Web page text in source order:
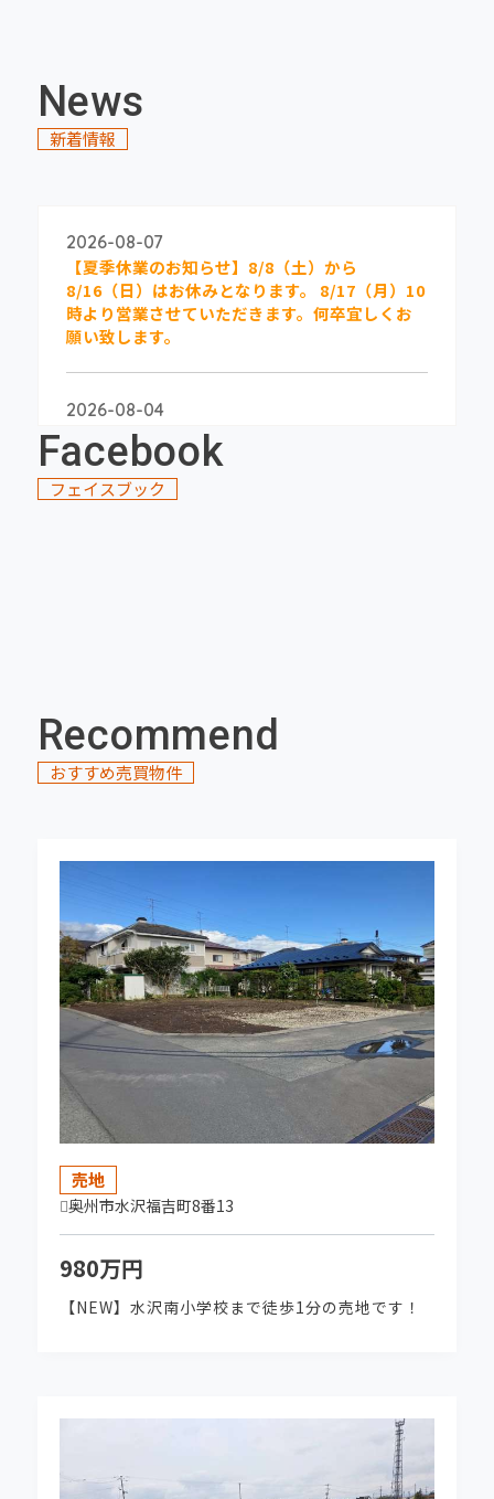
News
新着情報
2026-08-07
【夏季休業のお知らせ】8/8（土）から
8/16（日）はお休みとなります。 8/17（月）10
時より営業させていただきます。何卒宜しくお
願い致します。
2026-08-04
★江刺大通り分譲地 区画5★価格改定しまし
た！
2026-06-30
2026-06-30
★NEW売地★ 佐倉河蟹沢 販売開始しまし
た！
2026-06-30
★NEW売地★ 真城字北塩加羅 販売開始しま
2026-05-29
★NEW売地★ 一関市山目三反田 販売開始し
ました！
2026-05-29
★NEW売地★ 水沢龍ケ馬場 販売開始しまし
た！
2026-05-08
Facebook
フェイスブック
Recommend
おすすめ売買物件
売地
奥州市水沢福吉町8番13
980万円
【NEW】水沢南小学校まで徒歩1分の売地です！